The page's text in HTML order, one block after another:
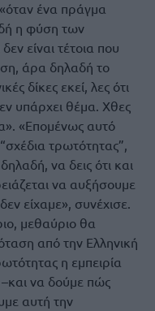
ένα πράγμα
η φύση των
είναι τέτοια που
άρα δηλαδή το
δίκες εκεί, λες ότι
υπάρχει θέμα. Χθες
«Επομένως αυτό
τρωτότητας”,
να δεις ότι και
να αυξήσουμε
είχαμε», συνέχισε.
μεθαύριο θα
από την Ελληνική
η εμπειρία
–και να δούμε πώς
αυτή την